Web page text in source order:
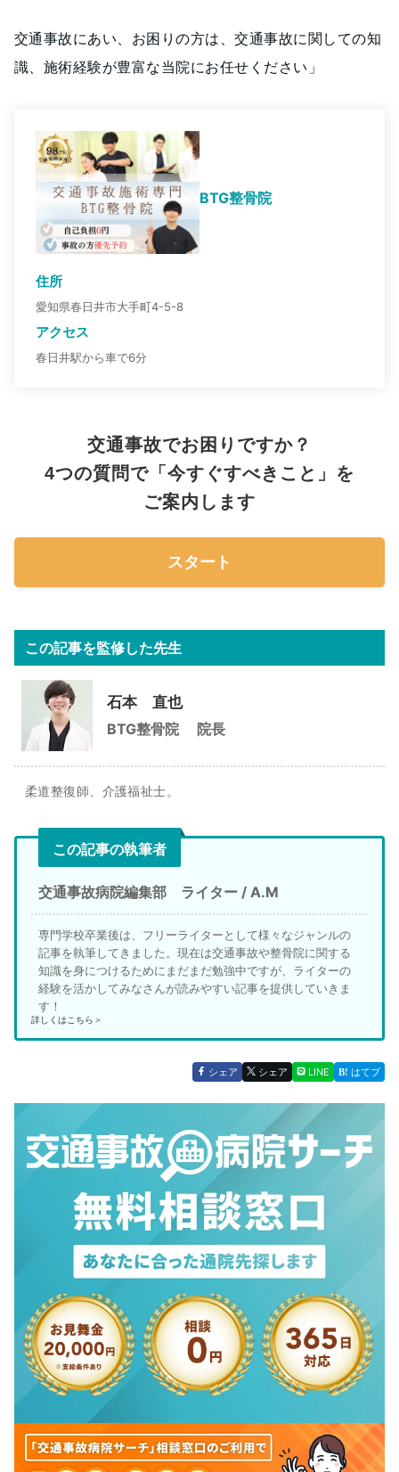
交通事故にあい、お困りの方は、交通事故に関しての知
識、施術経験が豊富な当院にお任せください」
BTG整骨院
住所
愛知県春日井市大手町4-5-8
アクセス
春日井駅から車で6分
交通事故でお困りですか？
4つの質問で「今すぐすべきこと」を
ご案内します
スタート
この記事を監修した先生
石本 直也
BTG整骨院
院長
柔道整復師、介護福祉士。
この記事の執筆者
交通事故病院編集部 ライター / A.M
専門学校卒業後は、フリーライターとして様々なジャンルの
記事を執筆してきました。現在は交通事故や整骨院に関する
知識を身につけるためにまだまだ勉強中ですが、ライターの
経験を活かしてみなさんが読みやすい記事を提供していきま
す！
詳しくはこちら＞
シェア シェア LINE はてブ